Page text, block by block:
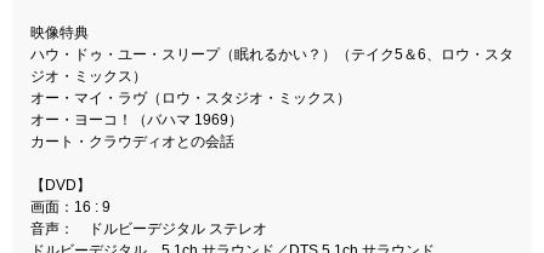
映像特典
ハウ・ドゥ・ユー・スリープ（眠れるかい？）（テイク5＆6、ロウ・スタ
ジオ・ミックス）
オー・マイ・ラヴ（ロウ・スタジオ・ミックス）
オー・ヨーコ！（バハマ 1969）
カート・クラウディオとの会話
【DVD】
画面：16 : 9
音声： ドルビーデジタル ステレオ